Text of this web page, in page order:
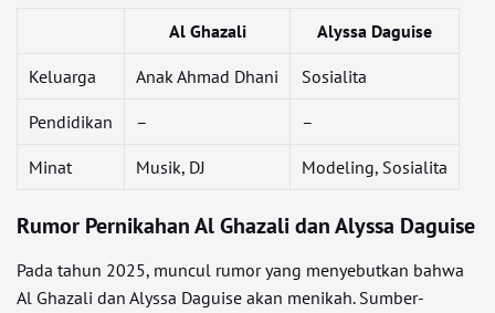
Al Ghazali Alyssa Daguise
Keluarga Anak Ahmad Dhani Sosialita
Pendidikan – –
Minat Musik, DJ Modeling, Sosialita
Rumor Pernikahan Al Ghazali dan Alyssa Daguise
Pada tahun 2025, muncul rumor yang menyebutkan bahwa
Al Ghazali dan Alyssa Daguise akan menikah. Sumber-